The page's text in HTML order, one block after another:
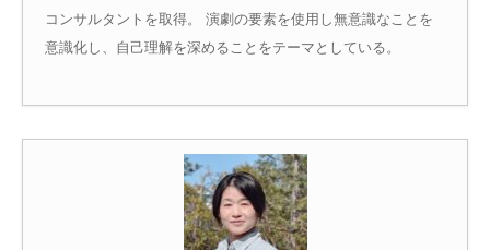
コンサルタントを取得。 演劇の要素を使用し無意識なことを
意識化し、自己理解を深めることをテーマとしている。